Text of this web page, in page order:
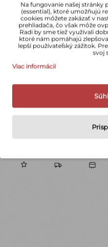
45+ rokov skúseností Doprava zdarma nad 100 € po registrácií Osobný odber v Kežmarku
Na fungovanie našej stránky
(essential), ktoré umožňujú
cookies môžete zakázať v
prehliadača, čo však môže
Radi by sme tiež využívali
ktoré nám pomáhajú
lepší používateľský zážitok.
svoj
Viac informácií